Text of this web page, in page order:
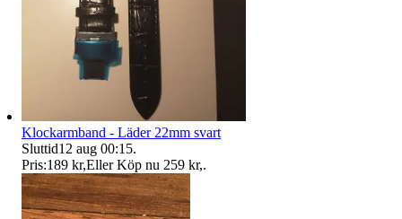
Klockarmband - Läder 22mm svart
Sluttid12 aug 00:15.
Pris:189 kr,Eller Köp nu 259 kr,.